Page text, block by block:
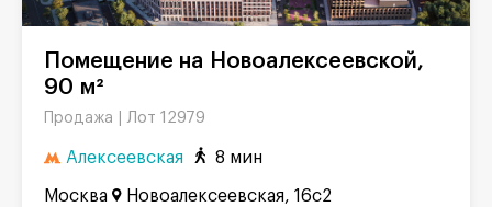
90 м²
Продажа | Лот 12979
Алексеевская 8 мин
Москва Новоалексеевская, 16с2